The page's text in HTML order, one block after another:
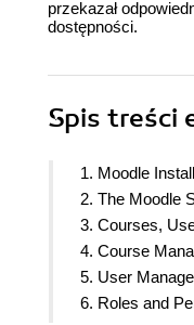
przekazał
dostępności.
Spis treści
1. Moodle
2. The Moodle
3. Courses,
4. Course
5. User
6. Roles and